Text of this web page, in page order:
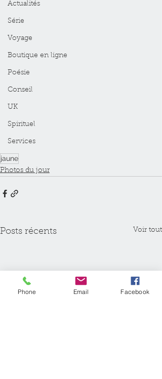
Actualités
Série
Voyage
Boutique en ligne
Poésie
Conseil
UK
Spirituel
Services
jaune
Photos du jour
Posts récents Voir tout
Phone Email Facebook